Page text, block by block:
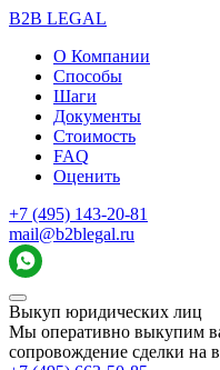
B2B LEGAL
О Компании
Способы
Шаги
Документы
Стоимость
FAQ
Оценить
+7 (495) 143-20-81
mail@b2blegal.ru
Выкуп юридических лиц
Мы оперативно выкупим
сопровождение сделки на